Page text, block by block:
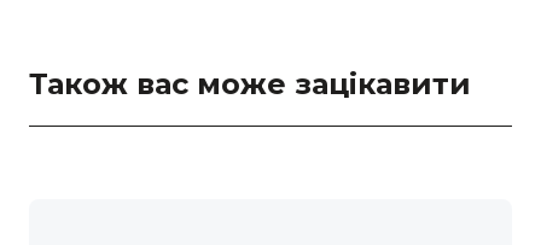
Також вас може зацікавити